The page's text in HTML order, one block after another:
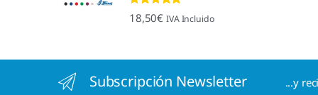
Valorado con
4.96de 5
18,50€ IVA Incluido
Subscripción Newsletter ...y